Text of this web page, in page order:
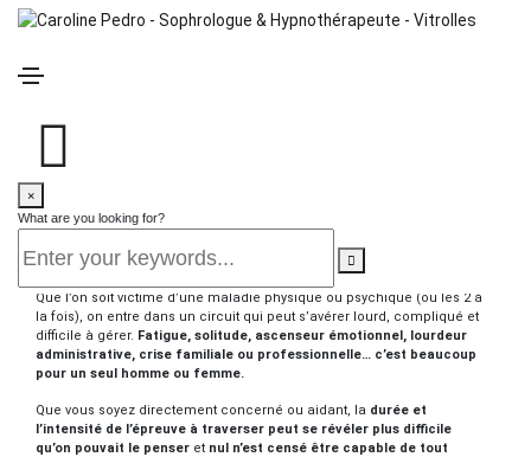
×
What are you looking for?
9 décembre 2020
Actualités
Demander de l’aide est parfois perçu comme une faiblesse, je dirai
au contraire que c’est tout l’inverse.
beaucoup de courage et de force !
Que l’on soit victime d’une maladie physique ou psychique (ou les 2 à
la fois), on entre dans un circuit qui peut s’avérer lourd, compliqué et
difficile à gérer. Fatigue, solitude, ascenseur émotionnel, lourdeur
administrative, crise familiale ou professionnelle… c’est beaucoup
pour un seul homme ou femme.
Que vous soyez directement concerné ou aidant, la durée et
l’intensité de l’épreuve à traverser peut se révéler plus difficile
qu’on pouvait le penser et nul n’est censé être capable de tout